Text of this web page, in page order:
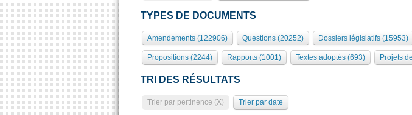
TYPES DE DOCUMENTS
Amendements (122906) Questions (20252) Dossiers législatifs (15953)
Propositions (2244) Rapports (1001) Textes adoptés (693) Projets
TRI DES RÉSULTATS
Trier par pertinence (X) Trier par date